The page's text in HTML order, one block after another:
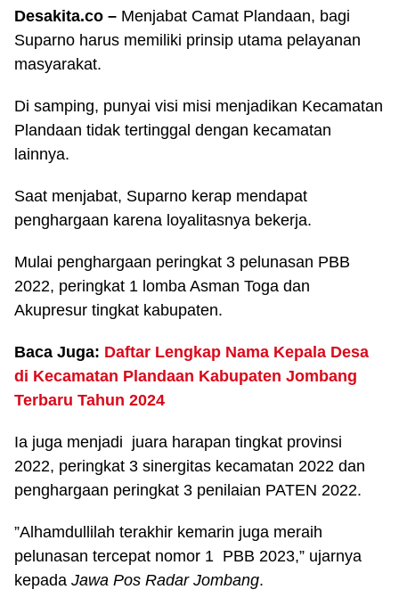
Desakita.co – Menjabat Camat Plandaan, bagi
Suparno harus memiliki prinsip utama pelayanan
masyarakat.
Di samping, punyai visi misi menjadikan Kecamatan
Plandaan tidak tertinggal dengan kecamatan
lainnya.
Saat menjabat, Suparno kerap mendapat
penghargaan karena loyalitasnya bekerja.
Mulai penghargaan peringkat 3 pelunasan PBB
2022, peringkat 1 lomba Asman Toga dan
Akupresur tingkat kabupaten.
Baca Juga: Daftar Lengkap Nama Kepala Desa
di Kecamatan Plandaan Kabupaten Jombang
Terbaru Tahun 2024
Ia juga menjadi juara harapan tingkat provinsi
2022, peringkat 3 sinergitas kecamatan 2022 dan
penghargaan peringkat 3 penilaian PATEN 2022.
”Alhamdullilah terakhir kemarin juga meraih
pelunasan tercepat nomor 1 PBB 2023,” ujarnya
kepada Jawa Pos Radar Jombang.